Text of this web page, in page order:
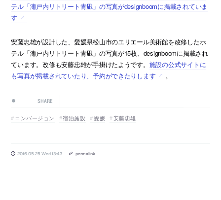
テル「瀬戸内リトリート青凪」の写真がdesignboomに掲載されていま
す
安藤忠雄が設計した、愛媛県松山市のエリエール美術館を改修したホ
テル「瀬戸内リトリート青凪」の写真が15枚、designboomに掲載され
ています。改修も安藤忠雄が手掛けたようです。 施設の公式サイトに
も写真が掲載されていたり、予約ができたりします
。
SHARE
コンバージョン 宿泊施設 愛媛 安藤忠雄
2016.05.25 Wed 13:43 permalink